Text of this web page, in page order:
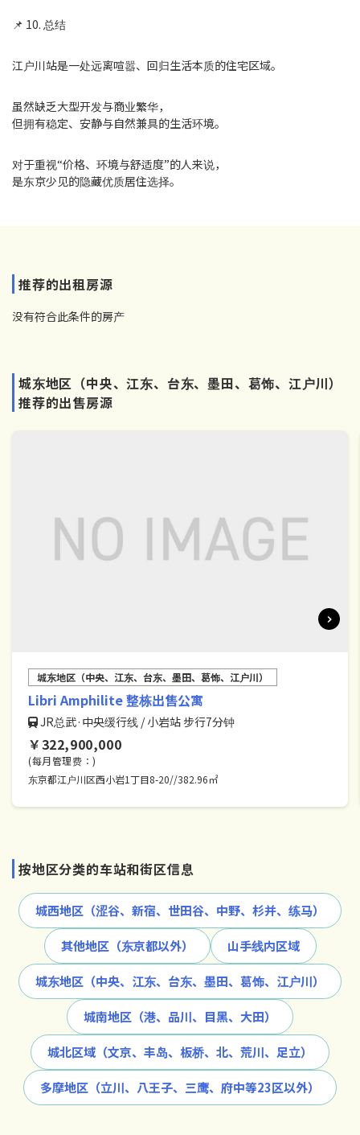
📌 10. 总结
江户川站是一处远离喧嚣、回归生活本质的住宅区域。
虽然缺乏大型开发与商业繁华，
但拥有稳定、安静与自然兼具的生活环境。
对于重视“价格、环境与舒适度”的人来说，
是东京少见的隐藏优质居住选择。
推荐的出租房源
没有符合此条件的房产
城东地区（中央、江东、台东、墨田、葛饰、江户川）
推荐的出售房源
城东地区（中央、江东、台东、墨田、葛饰、江户川）
Libri Amphilite 整栋出售公寓
JR总武·中央缓行线 / 小岩站 步行7分钟
￥322,900,000
(每月管理费：)
东京都江户川区西小岩1丁目8-20//382.96㎡
按地区分类的车站和街区信息
城西地区（涩谷、新宿、世田谷、中野、杉并、练马）
其他地区（东京都以外） 山手线内区域
城东地区（中央、江东、台东、墨田、葛饰、江户川）
城南地区（港、品川、目黑、大田）
城北区域（文京、丰岛、板桥、北、荒川、足立）
多摩地区（立川、八王子、三鹰、府中等23区以外）